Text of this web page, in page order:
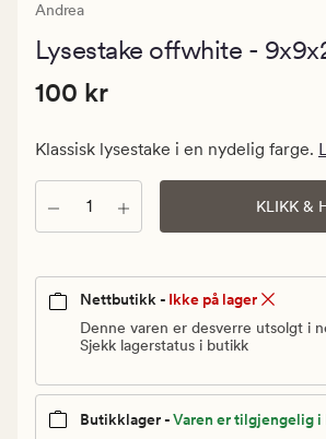
Andrea
Lysestake offwhite -
Pris
pris
100
Pris 100 kr
100 kr
Klassisk lysestake i en nydelig farge.
Antall KLIKK &
Nettbutikk - Ikke på lager
Denne varen er desverre utsolgt i
Sjekk lagerstatus i butikk
Butikklager -Varen er tilgjengelig